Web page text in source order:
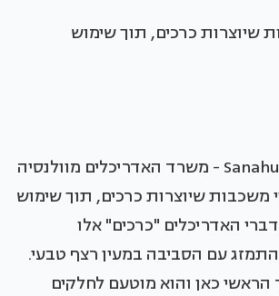
שיוצרות כרכים, תוך שימוש
Sanahuja and Partners - משרד האדריכלים מוולנסיה
משכבות שיוצרות כרכים, תוך שימוש
האדריכלים "כרכים" אלו
עם הסביבה במעין רצף טבעי.
הראשי כאן והוא מוטעם לחלקים